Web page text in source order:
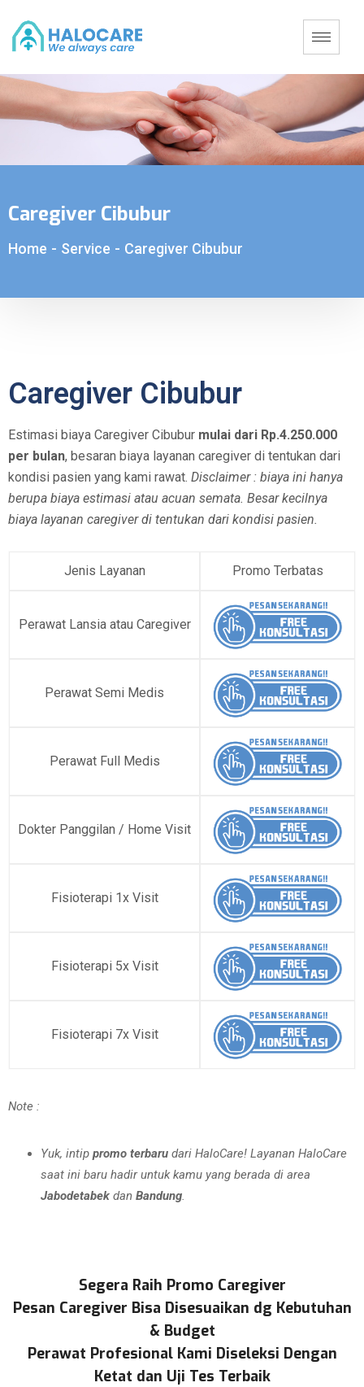
Caregiver Cibubur
Home - Service - Caregiver Cibubur
Caregiver Cibubur
Estimasi biaya Caregiver Cibubur mulai dari Rp.4.250.000
per bulan, besaran biaya layanan caregiver di tentukan dari
kondisi pasien yang kami rawat. Disclaimer : biaya ini hanya
berupa biaya estimasi atau acuan semata. Besar kecilnya
biaya layanan caregiver di tentukan dari kondisi pasien.
Jenis Layanan Promo Terbatas
Perawat Lansia atau Caregiver
Perawat Semi Medis
Perawat Full Medis
Dokter Panggilan / Home Visit
Fisioterapi 1x Visit
Fisioterapi 5x Visit
Fisioterapi 7x Visit
Note :
Yuk, intip promo terbaru dari HaloCare! Layanan HaloCare
saat ini baru hadir untuk kamu yang berada di area
Jabodetabek dan Bandung.
Segera Raih Promo Caregiver
Pesan Caregiver Bisa Disesuaikan dg Kebutuhan
& Budget
Perawat Profesional Kami Diseleksi Dengan
Ketat dan Uji Tes Terbaik